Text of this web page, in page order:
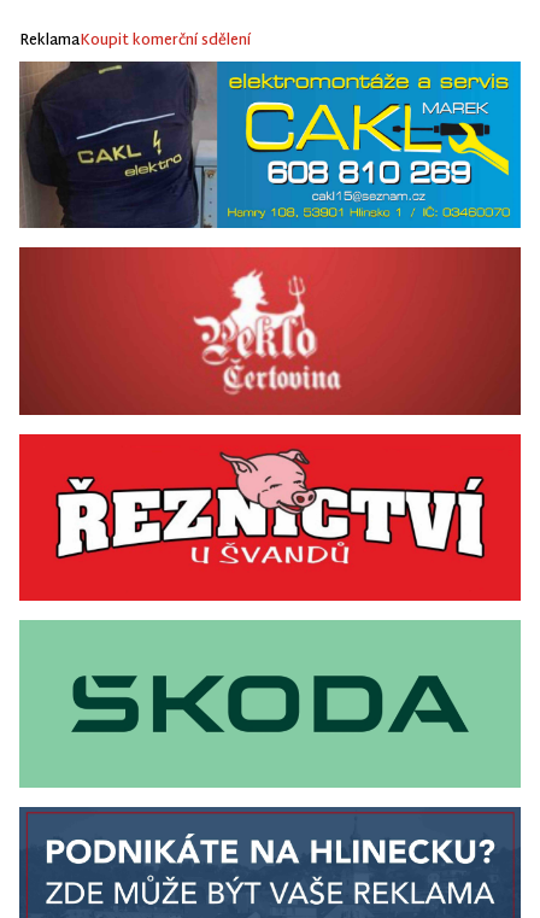
ReklamaKoupit komerční sdělení